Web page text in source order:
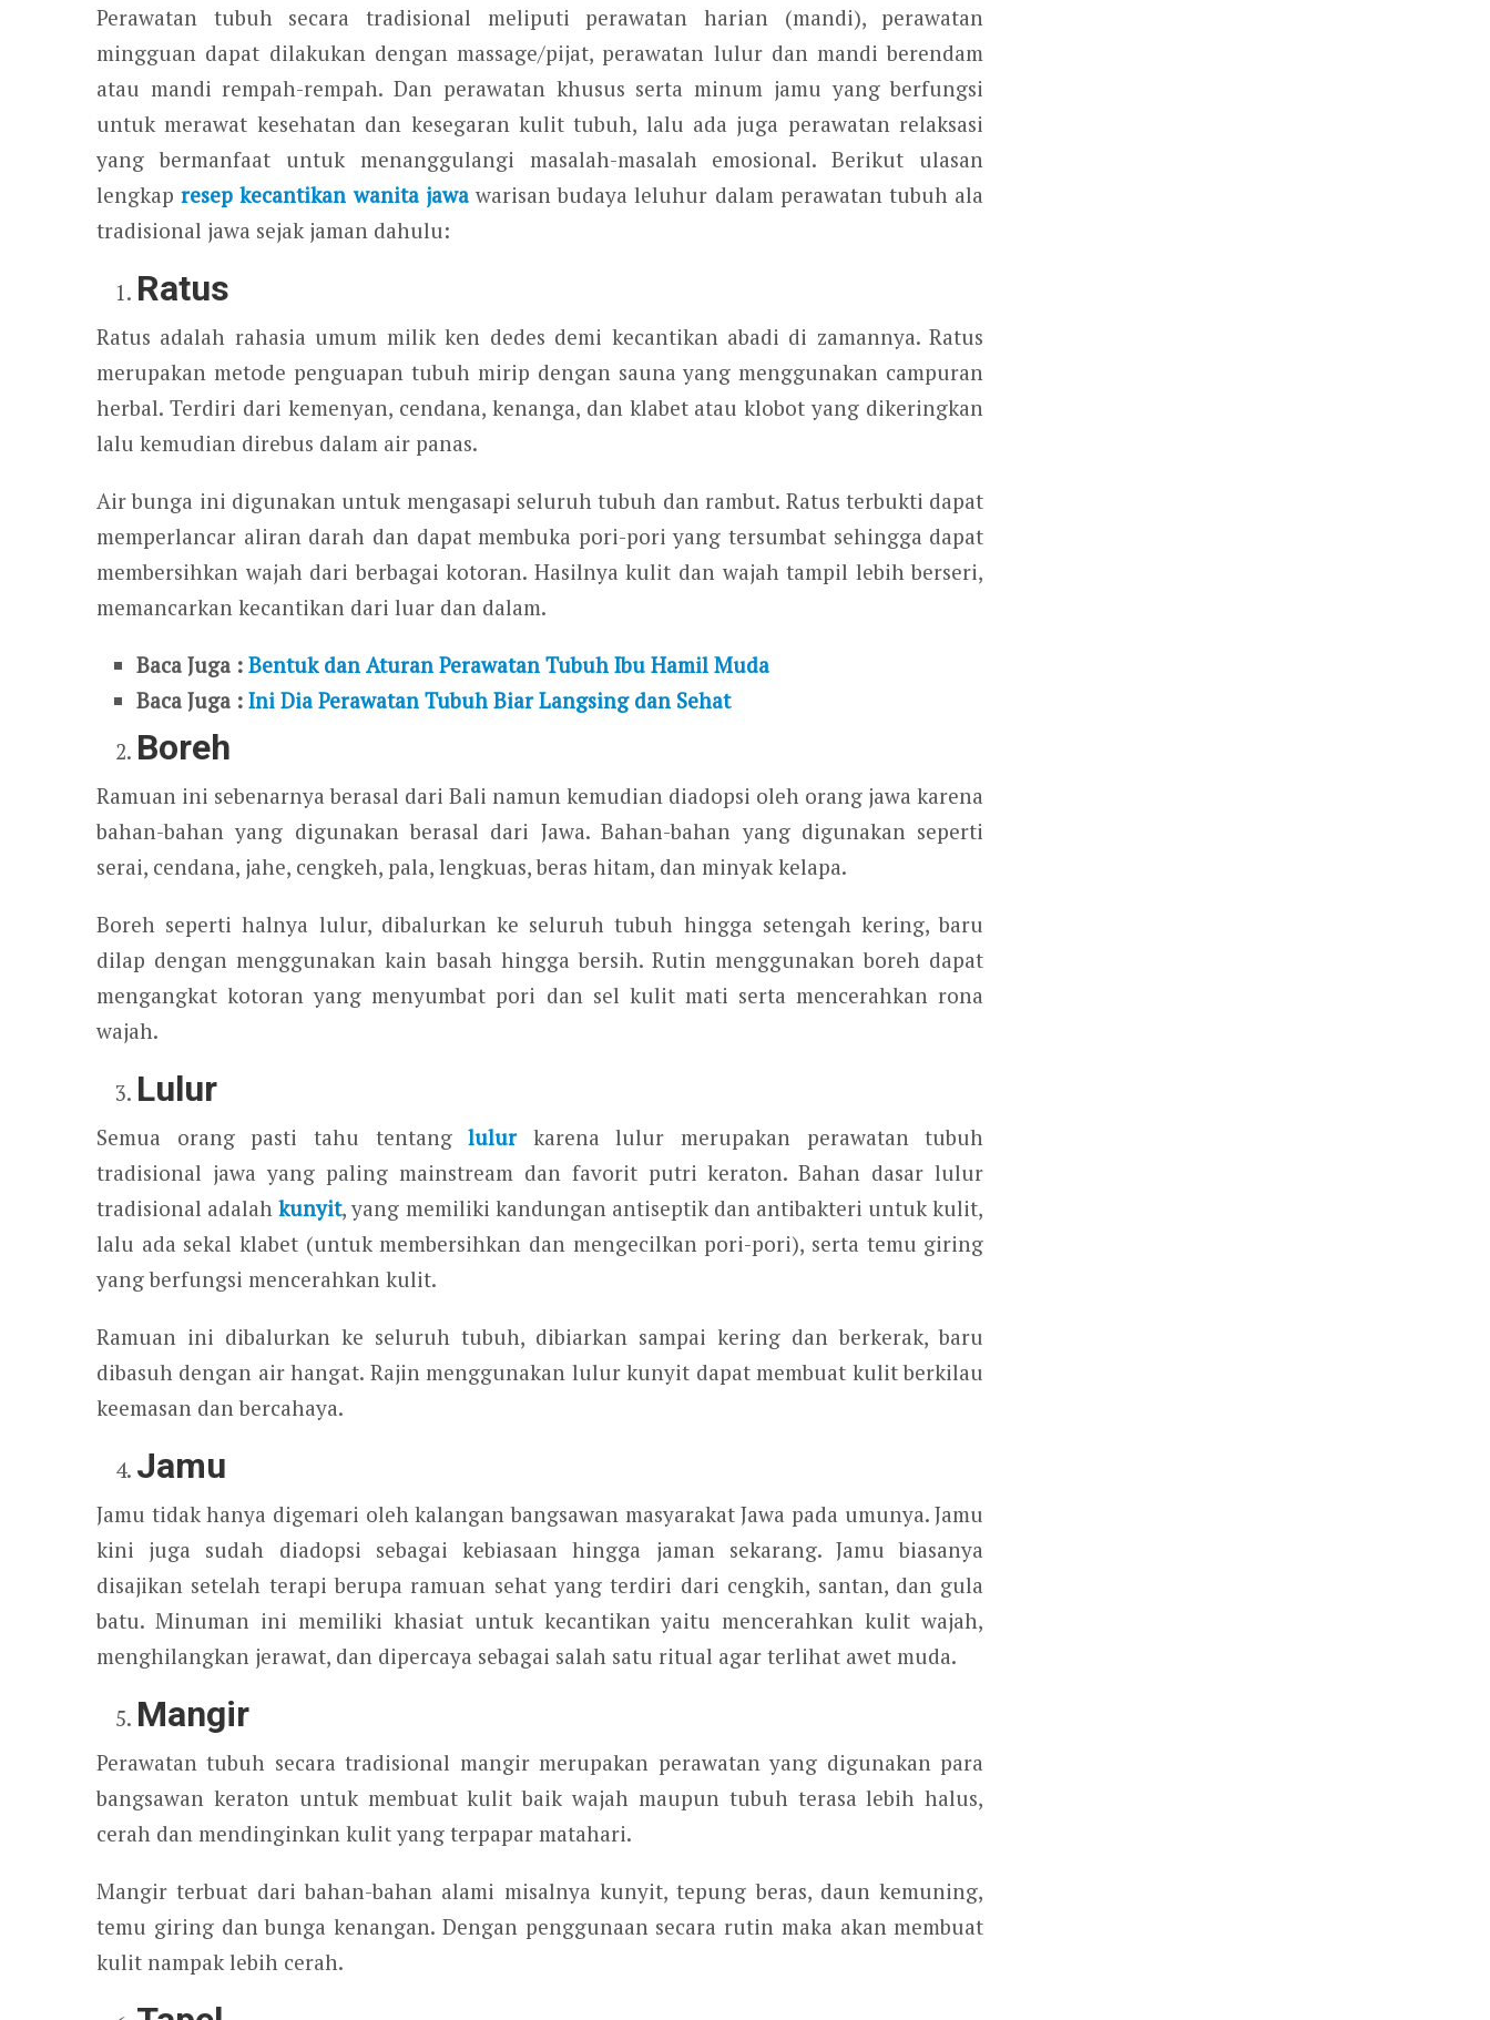
Perawatan tubuh secara tradisional meliputi perawatan harian (mandi), perawatan
mingguan dapat dilakukan dengan massage/pijat, perawatan lulur dan mandi berendam
atau mandi rempah-rempah. Dan perawatan khusus serta minum jamu yang berfungsi
untuk merawat kesehatan dan kesegaran kulit tubuh, lalu ada juga perawatan relaksasi
yang bermanfaat untuk menanggulangi masalah-masalah emosional. Berikut ulasan
lengkapresep kecantikan wanita jawawarisan budaya leluhur dalam perawatan tubuh ala
tradisional jawa sejak jaman dahulu:
Ratus
Ratus adalah rahasia umum milik ken dedes demi kecantikan abadi di zamannya. Ratus
merupakan metode penguapan tubuh mirip dengan sauna yang menggunakan campuran
herbal. Terdiri dari kemenyan, cendana, kenanga, dan klabet atau klobot yang dikeringkan
lalu kemudian direbus dalam air panas.
Air bunga ini digunakan untuk mengasapi seluruh tubuh dan rambut. Ratus terbukti dapat
memperlancar aliran darah dan dapat membuka pori-pori yang tersumbat sehingga dapat
membersihkan wajah dari berbagai kotoran. Hasilnya kulit dan wajah tampil lebih berseri,
memancarkan kecantikan dari luar dan dalam.
Baca Juga :Bentuk dan Aturan Perawatan Tubuh Ibu Hamil Muda
Baca Juga :Ini Dia Perawatan Tubuh Biar Langsing dan Sehat
Boreh
Ramuan ini sebenarnya berasal dari Bali namun kemudian diadopsi oleh orang jawa karena
bahan-bahan yang digunakan berasal dari Jawa. Bahan-bahan yang digunakan seperti
serai, cendana, jahe, cengkeh, pala, lengkuas, beras hitam, dan minyak kelapa.
Boreh seperti halnya lulur, dibalurkan ke seluruh tubuh hingga setengah kering, baru
dilap dengan menggunakan kain basah hingga bersih. Rutin menggunakan boreh dapat
mengangkat kotoran yang menyumbat pori dan sel kulit mati serta mencerahkan rona
wajah.
Lulur
Semua orang pasti tahu tentanglulurkarena lulur merupakan perawatan tubuh
tradisional jawa yang paling mainstream dan favorit putri keraton. Bahan dasar lulur
tradisional adalahkunyit, yang memiliki kandungan antiseptik dan antibakteri untuk kulit,
lalu ada sekal klabet (untuk membersihkan dan mengecilkan pori-pori), serta temu giring
yang berfungsi mencerahkan kulit.
Ramuan ini dibalurkan ke seluruh tubuh, dibiarkan sampai kering dan berkerak, baru
dibasuh dengan air hangat. Rajin menggunakan lulur kunyit dapat membuat kulit berkilau
keemasan dan bercahaya.
Jamu
Jamu tidak hanya digemari oleh kalangan bangsawan masyarakat Jawa pada umunya. Jamu
kini juga sudah diadopsi sebagai kebiasaan hingga jaman sekarang. Jamu biasanya
disajikan setelah terapi berupa ramuan sehat yang terdiri dari cengkih, santan, dan gula
batu. Minuman ini memiliki khasiat untuk kecantikan yaitu mencerahkan kulit wajah,
menghilangkan jerawat, dan dipercaya sebagai salah satu ritual agar terlihat awet muda.
Mangir
Perawatan tubuh secara tradisional mangir merupakan perawatan yang digunakan para
bangsawan keraton untuk membuat kulit baik wajah maupun tubuh terasa lebih halus,
cerah dan mendinginkan kulit yang terpapar matahari.
Mangir terbuat dari bahan-bahan alami misalnya kunyit, tepung beras, daun kemuning,
temu giring dan bunga kenangan. Dengan penggunaan secara rutin maka akan membuat
kulit nampak lebih cerah.